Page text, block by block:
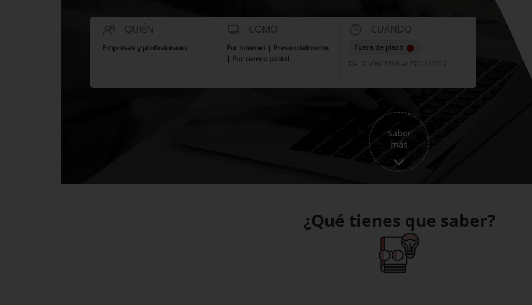
QUIÉN
Empresas y profesionales
CÓMO
Por Internet | Presencialmente
| Por correo postal
CUÁNDO
Fuera de plazo
Del 21/06/2016 al 27/12/2019
Saber
más
¿Qué tienes que saber?